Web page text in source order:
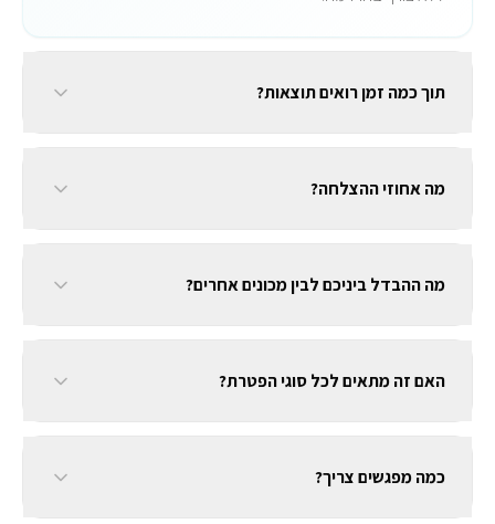
תוך כמה זמן רואים תוצאות?
מה אחוזי ההצלחה?
מה ההבדל ביניכם לבין מכונים אחרים?
האם זה מתאים לכל סוגי הפטרת?
כמה מפגשים צריך?